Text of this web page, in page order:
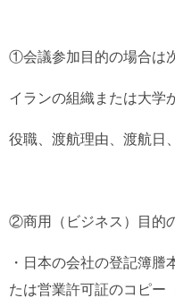
①会議参加目的の場合は
イランの組織または大学
役職、渡航理由、渡航日
②商用（ビジネス）目的
・日本の会社の登記簿謄
たは営業許可証のコピー